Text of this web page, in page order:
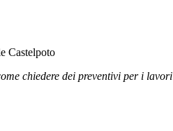
chiedere dei preventivi per i lavori